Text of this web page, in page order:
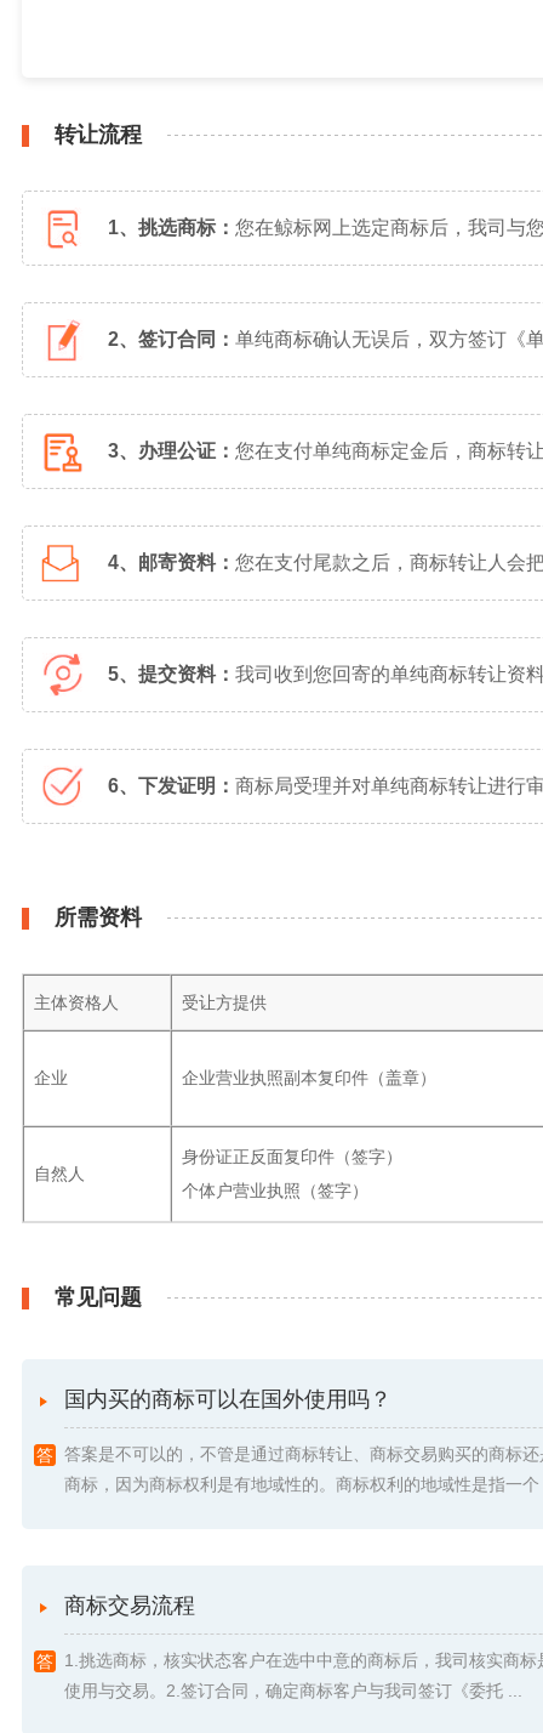
转让流程
1、挑选商标： 您在鲸标网上选定商标后，我司与
2、签订合同： 单纯商标确认无误后，双方签订《
3、办理公证： 您在支付单纯商标定金后，商标转
4、邮寄资料： 您在支付尾款之后，商标转让人会
5、提交资料： 我司收到您回寄的单纯商标转让资
6、下发证明： 商标局受理并对单纯商标转让进行
所需资料
主体资格人 受让方提供
企业 企业营业执照副本复印件（盖章）
自然人
身份证正反面复印件（签字）
个体户营业执照（签字）
常见问题
国内买的商标可以在国外使用吗？
答案是不可以的，不管是通过商标转让、商标交易购买的商标
商标，因为商标权利是有地域性的。商标权利的地域性是指一
商标交易流程
1.挑选商标，核实状态客户在选中中意的商标后，我司核实商标
使用与交易。2.签订合同，确定商标客户与我司签订《委托 ...